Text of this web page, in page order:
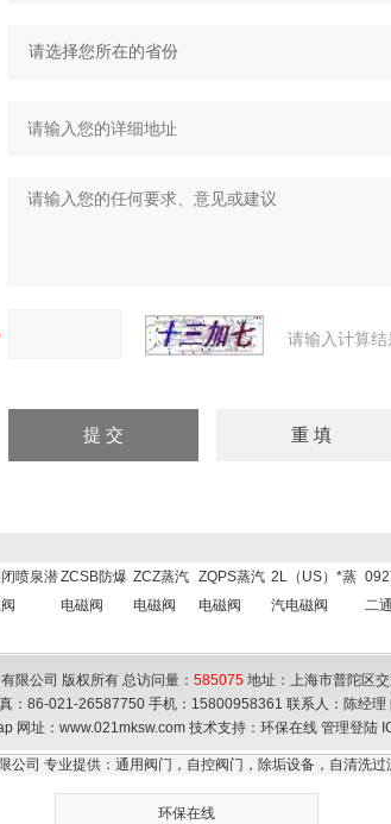
请输入计算
喷泉潜ZCSB防爆
电磁阀
ZCZ蒸汽
电磁阀
ZQPS蒸汽
电磁阀
2L（US）*蒸
汽电磁阀
二
限公司 版权所有 总访问量： 585075 地址：上海市普陀区
：86-021-26587750 手机：15800958361 联系人：陈经理
网址：www.021mksw.com 技术支持： 环保在线 管理登陆
公司 专业提供：通用阀门，自控阀门，除垢设备，自清洗过
环保在线